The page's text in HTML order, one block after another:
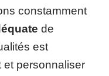
constamment
de
est
et personnaliser